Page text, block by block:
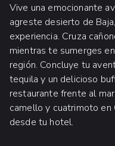
Vive una emocionante
agreste desierto de
experiencia. Cruza
mientras te sumerges
región. Concluye tu
tequila y un delicioso
restaurante frente al
camello y cuatrimoto
desde tu hotel.